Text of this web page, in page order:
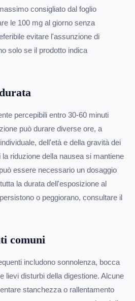
consigliato dal foglio
le 100 mg al giorno senza
evitare l'assunzione di
solo se il prodotto indica
percepibili entro 30-60 minuti
può durare diverse ore, a
dell'età e della gravità dei
riduzione della nausea si mantiene
essere necessario un dosaggio
la durata dell'esposizione al
o peggiorano, consultare il
comuni
includono sonnolenza, bocca
lievi disturbi della digestione. Alcune
stanchezza o rallentamento